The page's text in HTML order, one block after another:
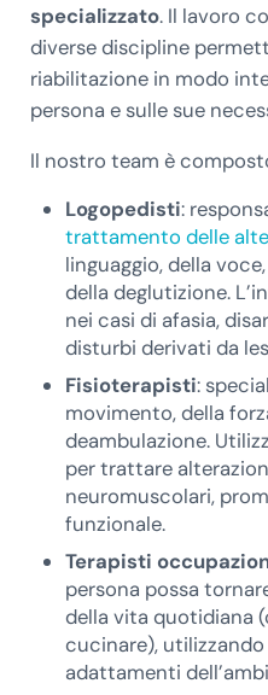
specializzato. Il lavoro
diverse discipline
riabilitazione in modo
persona e sulle sue
Il nostro team è
Logopedisti:
trattamento delle
linguaggio, della
della deglutizione.
nei casi di afasia,
disturbi derivati da
Fisioterapisti:
movimento, della
deambulazione.
per trattare
neuromuscolari,
funzionale.
Terapisti
persona possa
della vita quotidiana
cucinare),
adattamenti